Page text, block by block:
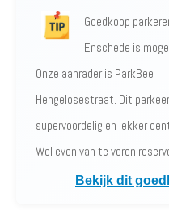
Goedkoop
Enschede is
Onze aanrader is ParkBee
Hengelosestraat. Dit
supervoordelig en lekker
Wel even van te voren
Bekijk dit